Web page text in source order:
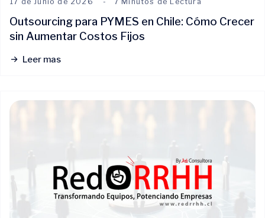
Outsourcing para PYMES en Chile: Cómo Crecer
sin Aumentar Costos Fijos
Leer mas